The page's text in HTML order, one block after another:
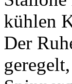
kühlen
Der